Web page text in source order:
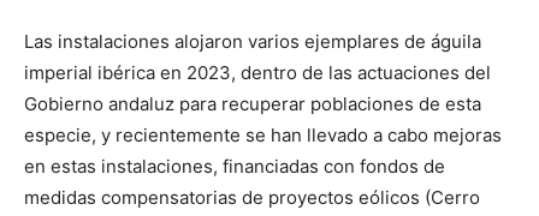
Las instalaciones alojaron varios ejemplares de águila
imperial ibérica en 2023, dentro de las actuaciones del
Gobierno andaluz para recuperar poblaciones de esta
especie, y recientemente se han llevado a cabo mejoras
en estas instalaciones, financiadas con fondos de
medidas compensatorias de proyectos eólicos (Cerro